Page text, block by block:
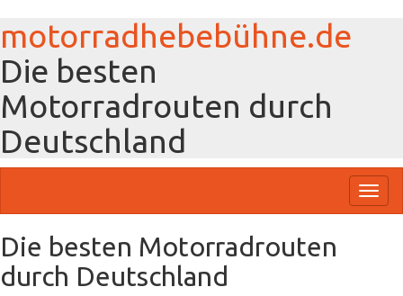
motorradhebebühne.de
Die besten
Motorradrouten durch
Deutschland
Die besten Motorradrouten
durch Deutschland